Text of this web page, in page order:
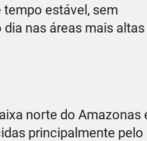
estável, sem
nas áreas mais altas
norte do Amazonas
principalmente pelo